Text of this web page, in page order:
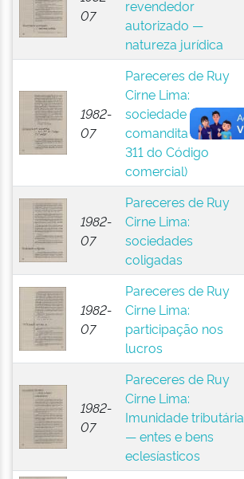
07
revendedor
autorizado —
natureza jurídica
1982-
07
Pareceres de Ruy
Cirne Lima:
sociedade em
comandita — (art.
311 do Código
comercial)
1982-
07
Pareceres de Ruy
Cirne Lima:
sociedades
coligadas
1982-
07
Pareceres de Ruy
Cirne Lima:
participação nos
lucros
1982-
07
Pareceres de Ruy
Cirne Lima:
Imunidade tributária
— entes e bens
eclesíasticos